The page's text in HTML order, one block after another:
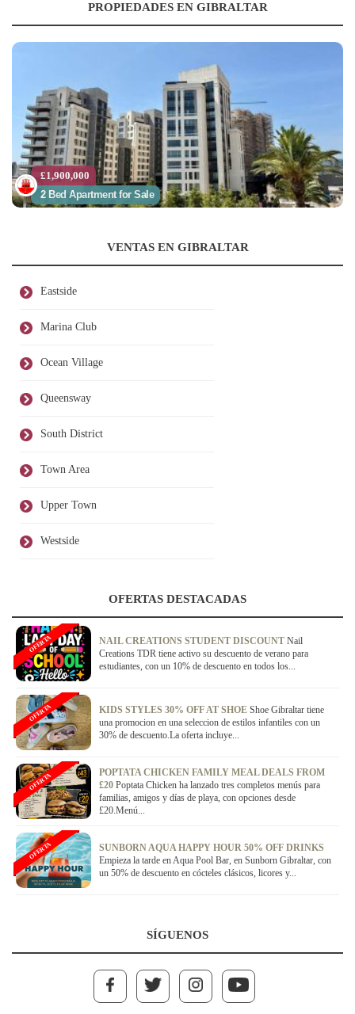
PROPIEDADES EN GIBRALTAR
£1,900,000
2 Bed Apartment for Sale
VENTAS EN GIBRALTAR
Eastside
Marina Club
Ocean Village
Queensway
South District
Town Area
Upper Town
Westside
OFERTAS DESTACADAS
NAIL CREATIONS STUDENT DISCOUNT Nail
Creations TDR tiene activo su descuento de verano para
estudiantes, con un 10% de descuento en todos los...
OFERTA
KIDS STYLES 30% OFF AT SHOE Shoe Gibraltar tiene
una promocion en una seleccion de estilos infantiles con un
30% de descuento.La oferta incluye...
OFERTA
POPTATA CHICKEN FAMILY MEAL DEALS FROM
£20 Poptata Chicken ha lanzado tres completos menús para
familias, amigos y días de playa, con opciones desde
£20.Menú...
OFERTA
SUNBORN AQUA HAPPY HOUR 50% OFF DRINKS
Empieza la tarde en Aqua Pool Bar, en Sunborn Gibraltar, con
un 50% de descuento en cócteles clásicos, licores y...
OFERTA
SÍGUENOS